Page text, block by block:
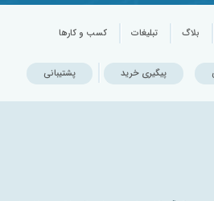
بلاگ تبلیغات کسب و کارها
پیگیری خرید پشتیبانی